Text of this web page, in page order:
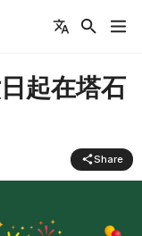
起在塔石
Share